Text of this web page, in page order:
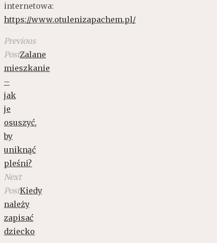
internetowa:
https://www.otulenizapachem.pl/
Previous
PostZalane
mieszkanie
–
jak
je
osuszyć,
by
uniknąć
pleśni?
Next
PostKiedy
należy
zapisać
dziecko